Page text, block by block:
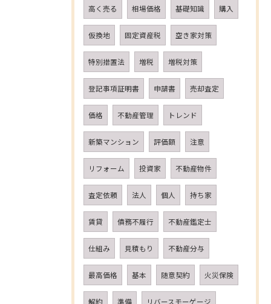
高く売る 相場価格 基礎知識 購入
仮換地 固定資産税 空き家対策
特別措置法 増税 増税対策
登記事項証明書 申請書 売却査定
価格 不動産管理 トレンド
新築マンション 評価額 注意
リフォーム 投資家 不動産物件
査定依頼 法人 個人 持ち家
賃貸 債務不履行 不動産鑑定士
仕組み 見積もり 不動産分与
最高価格 基本 随意契約 火災保険
解約 準備 リバースモーゲージ